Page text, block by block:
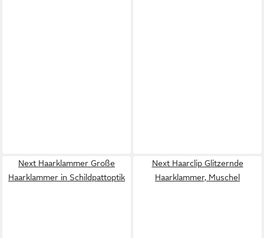
Next Haarklammer Große
Haarklammer in Schildpattoptik
Next Haarclip Glitzernde
Haarklammer, Muschel